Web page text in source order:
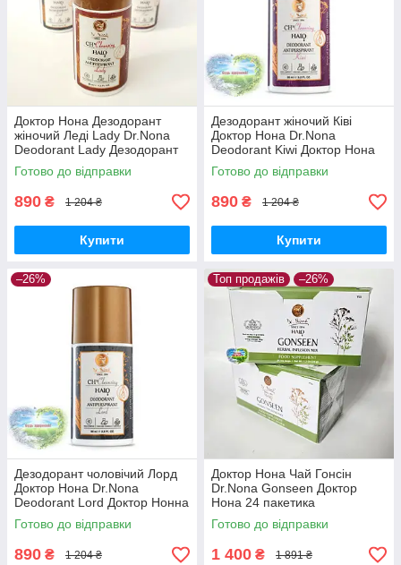
Доктор Нона Дезодорант
жіночий Леді Lady Dr.Nona
Deodorant Lady Дезодорант
кульковий Доктор Нона 95 мл
Готово до відправки
890 ₴ 1 204 ₴
Купити
Дезодорант жіночий Ківі
Доктор Нона Dr.Nona
Deodorant Kiwi Доктор Нона
кульковий деодорант Ківі
Готово до відправки
890 ₴ 1 204 ₴
Купити
–26%
Дезодорант чоловічий Лорд
Доктор Нона Dr.Nona
Deodorant Lord Доктор Нонна
Готово до відправки
890 ₴ 1 204 ₴
Топ продажів –26%
Доктор Нона Чай Гонсін
Dr.Nona Gonseen Доктор
Нона 24 пакетика
Готово до відправки
1 400 ₴ 1 891 ₴